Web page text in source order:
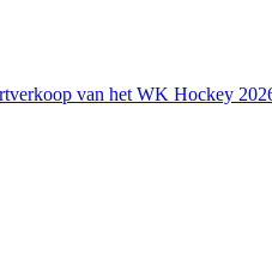
van het WK Hockey